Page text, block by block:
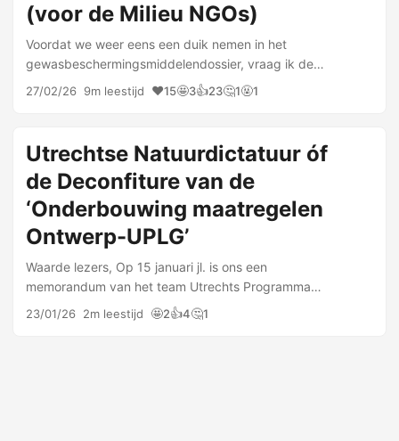
(voor de Milieu NGOs)
Voordat we weer eens een duik nemen in het
gewasbeschermingsmiddelendossier, vraag ik de
aandacht van mijn waarde lezers voor een interview
met mij: ‘stikstofdiscours is staatsterrorisme’. Ook een
27/02/26 9m leestijd ❤️15🤩3👍23🤔1🤬1
Utrechtse Natuurdictatuur óf
de Deconfiture van de
‘Onderbouwing maatregelen
Ontwerp-UPLG’
Waarde lezers, Op 15 januari jl. is ons een
memorandum van het team Utrechts Programma
Landelijk Gebied toegestuurd waarin stelling wordt
genomen inzake, onder andere, de rapporten van
23/01/26 2m leestijd 🤩2👍4🤔1